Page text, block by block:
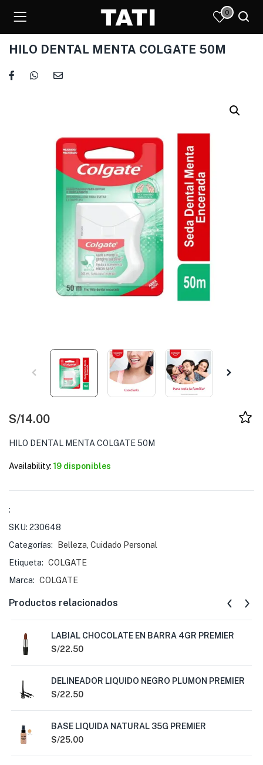
0
HILO DENTAL MENTA COLGATE 50M
S/14.00
HILO DENTAL MENTA COLGATE 50M
Availability: 19 disponibles
:
SKU: 230648
Categorías:
Belleza Cuidado Personal
Etiqueta: COLGATE
Marca: COLGATE
Productos relacionados
LABIAL CHOCOLATE EN BARRA 4GR PREMIER
S/22.50
DELINEADOR LIQUIDO NEGRO PLUMON PREMIER
S/22.50
BASE LIQUIDA NATURAL 35G PREMIER
S/25.00